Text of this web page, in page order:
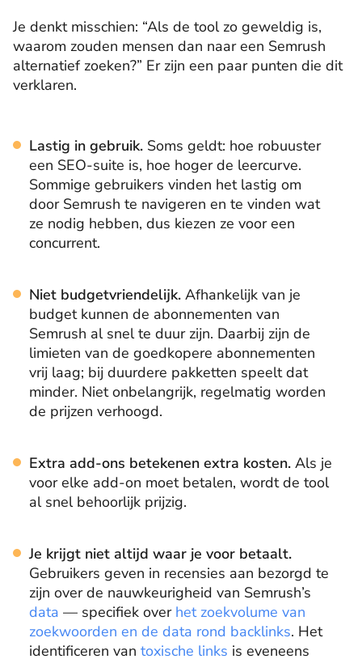
Je denkt misschien: “Als de tool zo geweldig is,
waarom zouden mensen dan naar een Semrush
alternatief zoeken?” Er zijn een paar punten die dit
verklaren.
Lastig in gebruik. Soms geldt: hoe robuuster
een SEO-suite is, hoe hoger de leercurve.
Sommige gebruikers vinden het lastig om
door Semrush te navigeren en te vinden wat
ze nodig hebben, dus kiezen ze voor een
concurrent.
Niet budgetvriendelijk. Afhankelijk van je
budget kunnen de abonnementen van
Semrush al snel te duur zijn. Daarbij zijn de
limieten van de goedkopere abonnementen
vrij laag; bij duurdere pakketten speelt dat
minder. Niet onbelangrijk, regelmatig worden
de prijzen verhoogd.
Extra add-ons betekenen extra kosten. Als je
voor elke add-on moet betalen, wordt de tool
al snel behoorlijk prijzig.
Je krijgt niet altijd waar je voor betaalt.
Gebruikers geven in recensies aan bezorgd te
zijn over de nauwkeurigheid van Semrush’s
data — specifiek over het zoekvolume van
zoekwoorden en de data rond backlinks. Het
identificeren van toxische links is eveneens